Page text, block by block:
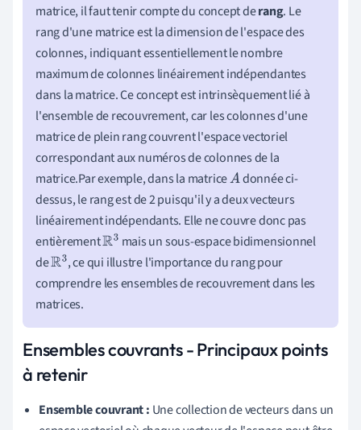
matrice, il faut tenir compte du concept derang. Le
rang d'une matrice est la dimension de l'espace des
colonnes, indiquant essentiellement le nombre
maximum de colonnes linéairement indépendantes
dans la matrice. Ce concept est intrinsèquement lié à
l'ensemble de recouvrement, car les colonnes d'une
matrice de plein rang couvrent l'espace vectoriel
correspondant aux numéros de colonnes de la
matrice.Par exemple, dans la matriceA donnée ci-
dessus, le rang est de 2 puisqu'il y a deux vecteurs
linéairement indépendants. Elle ne couvre donc pas
entièrementR3 mais un sous-espace bidimensionnel
deR3 , ce qui illustre l'importance du rang pour
comprendre les ensembles de recouvrement dans les
matrices.
Ensembles couvrants - Principaux points
à retenir
Ensemble couvrant : Une collection de vecteurs dans un